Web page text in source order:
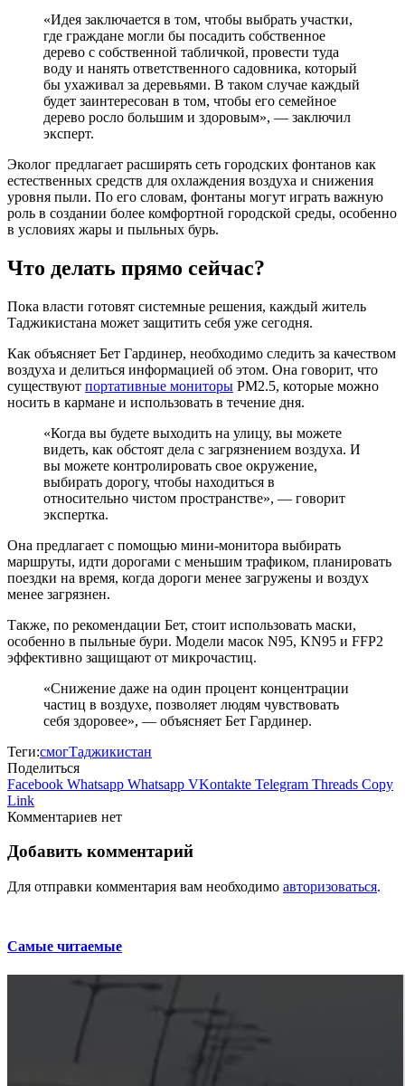
«Идея заключается в том, чтобы выбрать участки,
где граждане могли бы посадить собственное
дерево с собственной табличкой, провести туда
воду и нанять ответственного садовника, который
бы ухаживал за деревьями. В таком случае каждый
будет заинтересован в том, чтобы его семейное
дерево росло большим и здоровым», — заключил
эксперт.
Эколог предлагает расширять сеть городских фонтанов как
естественных средств для охлаждения воздуха и снижения
уровня пыли. По его словам, фонтаны могут играть важную
роль в создании более комфортной городской среды, особенно
в условиях жары и пыльных бурь.
Что делать прямо сейчас?
Пока власти готовят системные решения, каждый житель
Таджикистана может защитить себя уже сегодня.
Как объясняет Бет Гардинер, необходимо следить за качеством
воздуха и делиться информацией об этом. Она говорит, что
существуют портативные мониторы PM2.5, которые можно
носить в кармане и использовать в течение дня.
«Когда вы будете выходить на улицу, вы можете
видеть, как обстоят дела с загрязнением воздуха. И
вы можете контролировать свое окружение,
выбирать дорогу, чтобы находиться в
относительно чистом пространстве», — говорит
экспертка.
Она предлагает с помощью мини-монитора выбирать
маршруты, идти дорогами с меньшим трафиком, планировать
поездки на время, когда дороги менее загружены и воздух
менее загрязнен.
Также, по рекомендации Бет, стоит использовать маски,
особенно в пыльные бури. Модели масок N95, KN95 и FFP2
эффективно защищают от микрочастиц.
«Снижение даже на один процент концентрации
частиц в воздухе, позволяет людям чувствовать
себя здоровее», — объясняет Бет Гардинер.
Теги:смогТаджикистан
Поделиться
Facebook Whatsapp Whatsapp VKontakte Telegram Threads Copy
Link
Комментариев нет
Добавить комментарий
Для отправки комментария вам необходимо авторизоваться.
Самые читаемые